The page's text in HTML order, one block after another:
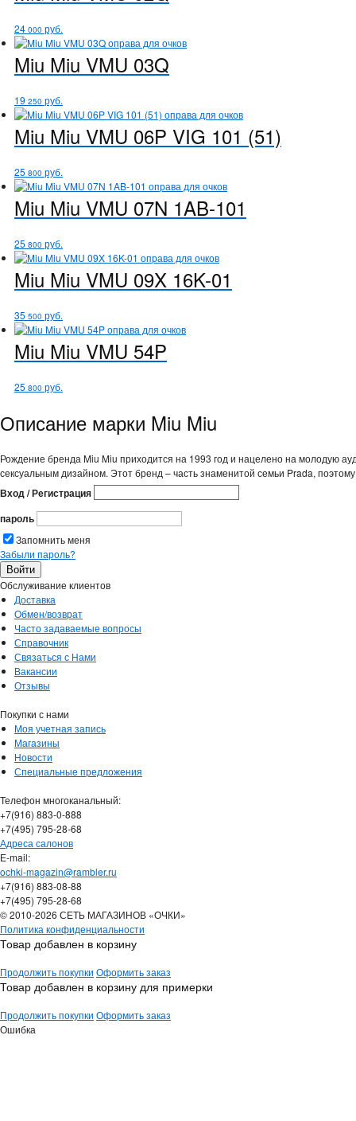
24 000 руб.
Miu Miu VMU 03Q
19 250 руб.
Miu Miu VMU 06P VIG 101 (51)
25 800 руб.
Miu Miu VMU 07N 1AB-101
25 800 руб.
Miu Miu VMU 09X 16K-01
35 500 руб.
Miu Miu VMU 54P
25 800 руб.
Описание марки Miu Miu
Рождение бренда Miu Miu приходится на 1993 год и нацелено на молодую
сексуальным дизайном. Этот бренд – часть знаменитой семьи Prada,
Вход / Регистрация
пароль
Запомнить меня
Забыли пароль?
Обслуживание клиентов
Доставка
Обмен/возврат
Часто задаваемые вопросы
Справочник
Связаться с Нами
Вакансии
Отзывы
Покупки с нами
Моя учетная запись
Магазины
Новости
Специальные предложения
Телефон многоканальный:
+7(916) 883-0-888
+7(495) 795-28-68
Адреса салонов
Е-mail:
ochki-magazin@rambler.ru
+7(916) 883-08-88
+7(495) 795-28-68
© 2010-2026 СЕТЬ МАГАЗИНОВ «ОЧКИ»
Политика конфиденциальности
Товар добавлен в корзину
Продолжить покупки Оформить заказ
Товар добавлен в корзину для примерки
Продолжить покупки Оформить заказ
Ошибка